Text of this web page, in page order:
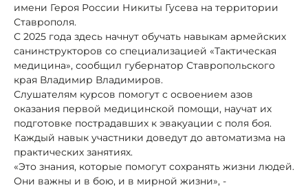
имени Героя России Никиты Гусева на территории
Ставрополя.
С 2025 года здесь начнут обучать навыкам армейских
санинструкторов со специализацией «Тактическая
медицина», сообщил губернатор Ставропольского
края Владимир Владимиров.
Слушателям курсов помогут с освоением азов
оказания первой медицинской помощи, научат их
подготовке пострадавших к эвакуации с поля боя.
Каждый навык участники доведут до автоматизма на
практических занятиях.
«Это знания, которые помогут сохранять жизни людей.
Они важны и в бою, и в мирной жизни», -